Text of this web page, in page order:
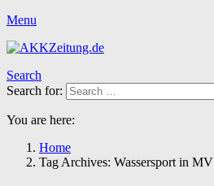
Menu
Search
Search for:
You are here:
Home
Tag Archives: Wassersport in MV